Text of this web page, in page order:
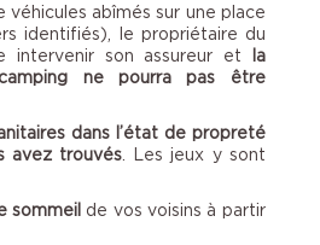
véhicules abîmés sur une place
identifiés), le propriétaire du
intervenir son assureur et la
ne pourra pas être
dans l’état de propreté
avez trouvés. Les jeux y sont
sommeilde vos voisins à partir